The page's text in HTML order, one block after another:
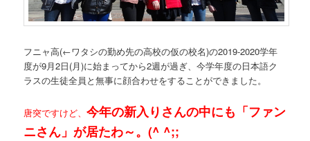
フニャ高(←ワタシの勤め先の高校の仮の校名)の2019-2020学年
度が9月2日(月)に始まってから2週が過ぎ、今学年度の日本語ク
ラスの生徒全員と無事に顔合わせをすることができました。
唐突ですけど、今年の新入りさんの中にも「ファン
ニさん」が居たわ～。(^ ^;;